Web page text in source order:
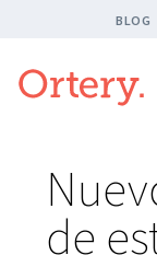
BLOG
de